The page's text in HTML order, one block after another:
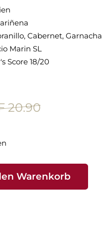
Cabernet, Garnacha
Marin SL
Score 18/20
20.90
Warenkorb